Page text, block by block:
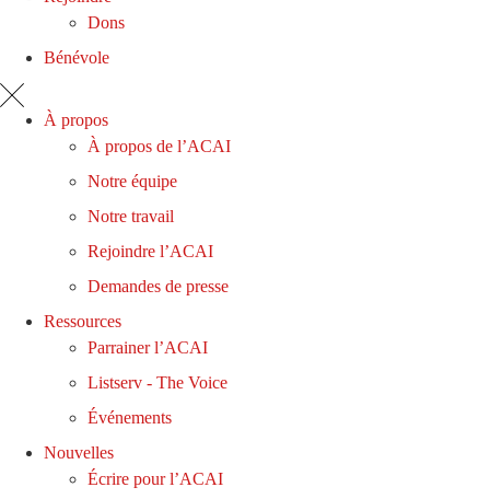
Dons
Bénévole
À propos
À propos de l’ACAI
Notre équipe
Notre travail
Rejoindre l’ACAI
Demandes de presse
Ressources
Parrainer l’ACAI
Listserv - The Voice
Événements
Nouvelles
Écrire pour l’ACAI